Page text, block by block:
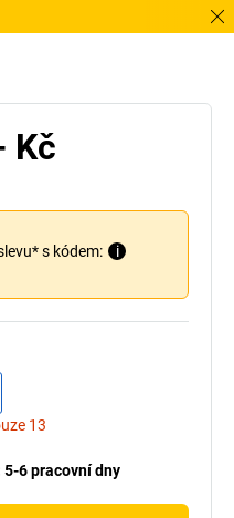
Kč
s kódem:
i
13
5-6 pracovní dny